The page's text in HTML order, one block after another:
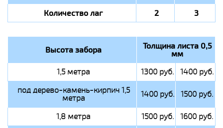
Количество лаг 2 3
Высота забора Толщина листа 0,5
мм
1,5 метра 1300 руб.
1400 руб.
под дерево-камень-кирпич 1,5
метра 1400 руб. 1500 руб.
1,8 метра 1500 руб.
1600 руб.